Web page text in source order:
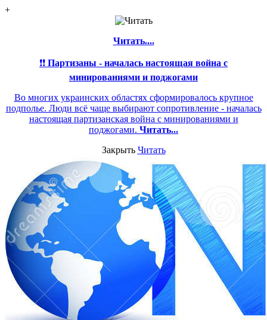
+
Читать....
❗❗ Партизаны - началась настоящая война с
минированиями и поджогами
Во многих украинских областях сформировалось крупное
подполье. Люди всё чаще выбирают сопротивление - началась
настоящая партизанская война с минированиями и
поджогами. Читать...
Закрыть Читать